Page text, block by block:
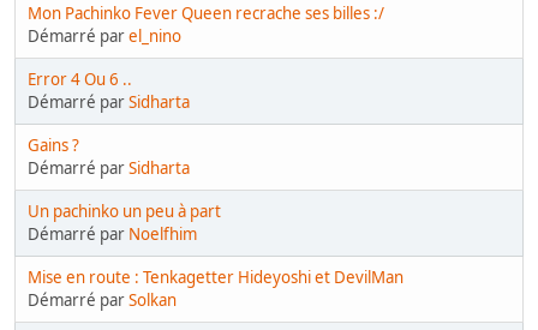
Mon Pachinko Fever Queen recrache ses billes :/
Démarré parel_nino
Error 4 Ou 6 ..
Démarré parSidharta
Gains ?
Démarré parSidharta
Un pachinko un peu à part
Démarré par Noelfhim
Mise en route : Tenkagetter Hideyoshi et DevilMan
Démarré parSolkan